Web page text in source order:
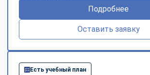
Подробнее
Оставить заявку
Есть учебный план